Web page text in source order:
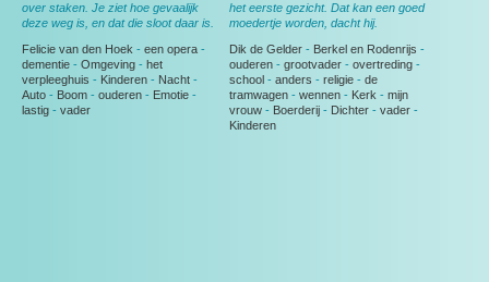
over staken. Je ziet hoe gevaalijk
deze weg is, en dat die sloot daar is.
Felicie van den Hoek - een opera -
dementie - Omgeving - het
verpleeghuis - Kinderen - Nacht -
Auto - Boom - ouderen - Emotie -
lastig - vader
het eerste gezicht. Dat kan een goed
moedertje worden, dacht hij.
Dik de Gelder - Berkel en Rodenrijs -
ouderen - grootvader - overtreding -
school - anders - religie - de
tramwagen - wennen - Kerk - mijn
vrouw - Boerderij - Dichter - vader -
Kinderen